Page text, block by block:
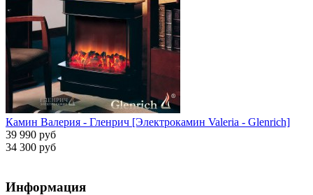
Камин Валерия - Гленрич [Электрокамин Valeria - Glenrich]
39 990 руб
34 300 руб
Информация